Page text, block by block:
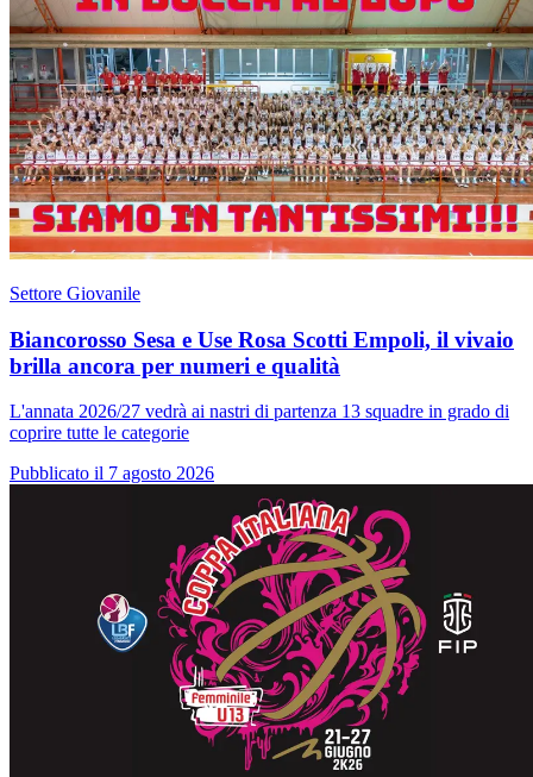
Settore Giovanile
Biancorosso Sesa e Use Rosa Scotti Empoli, il vivaio
brilla ancora per numeri e qualità
L'annata 2026/27 vedrà ai nastri di partenza 13 squadre in grado di
coprire tutte le categorie
Pubblicato il 7 agosto 2026